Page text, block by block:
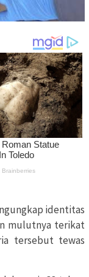
identitas
mulutnya terikat
tersebut tewas